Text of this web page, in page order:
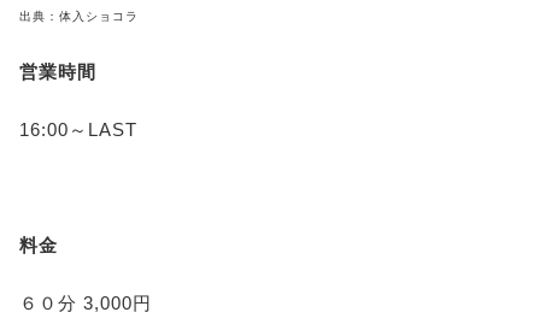
出典：体入ショコラ
営業時間
16:00～LAST
料金
６０分 3,000円